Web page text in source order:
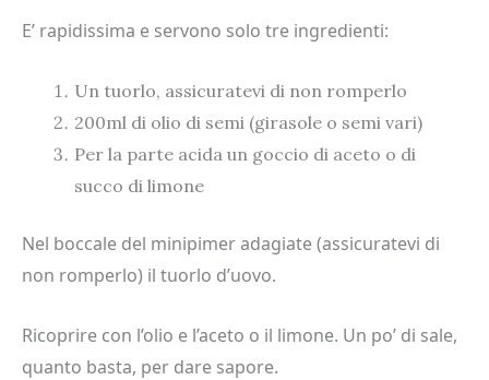
E’ rapidissima e servono solo tre ingredienti:
Un tuorlo, assicuratevi di non romperlo
200ml di olio di semi (girasole o semi vari)
Per la parte acida un goccio di aceto o di
succo di limone
Nel boccale del minipimer adagiate (assicuratevi di
non romperlo) il tuorlo d’uovo.
Ricoprire con l’olio e l’aceto o il limone. Un po’ di sale,
quanto basta, per dare sapore.